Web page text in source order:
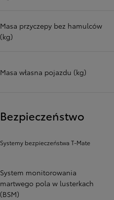
Masa przyczepy bez hamulców
(kg)
Masa własna pojazdu (kg)
Bezpieczeństwo
Systemy bezpieczeństwa T-Mate
System monitorowania
martwego pola w lusterkach
(BSM)